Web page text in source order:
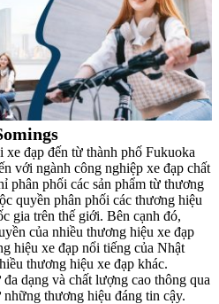
xe đạp đến từ thành phố Fukuoka
với ngành công nghiệp xe đạp chất
phân phối các sản phẩm từ thương
quyền phân phối các thương hiệu
gia trên thế giới. Bên cạnh đó,
của nhiều thương hiệu xe đạp
hiệu xe đạp nổi tiếng của Nhật
thương hiệu xe đạp khác.
dạng và chất lượng cao thông qua
thương hiệu đáng tin cậy.